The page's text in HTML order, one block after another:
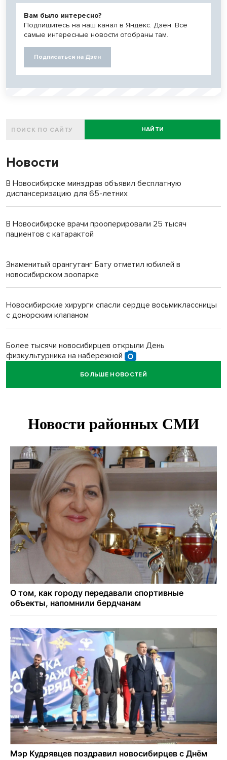
Вам было интересно?
Подпишитесь на наш канал в Яндекс. Дзен. Все
самые интересные новости отобраны там.
Подписаться на Дзен
НАЙТИ
Новости
В Новосибирске минздрав объявил бесплатную
диспансеризацию для 65-летних
В Новосибирске врачи прооперировали 25 тысяч
пациентов с катарактой
Знаменитый орангутанг Бату отметил юбилей в
новосибирском зоопарке
Новосибирские хирурги спасли сердце восьмиклассницы
с донорским клапаном
Более тысячи новосибирцев открыли День
физкультурника на набережной
БОЛЬШЕ НОВОСТЕЙ